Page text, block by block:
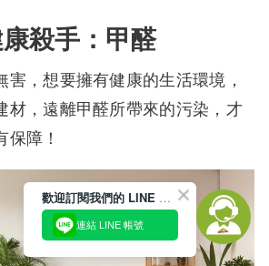
殺手：甲醛
害，想要擁有健康的生活環境，
材，遠離甲醛所帶來的污染，才
障！
歡迎訂閱我們的 LINE 官方帳號
連結 LINE 帳號